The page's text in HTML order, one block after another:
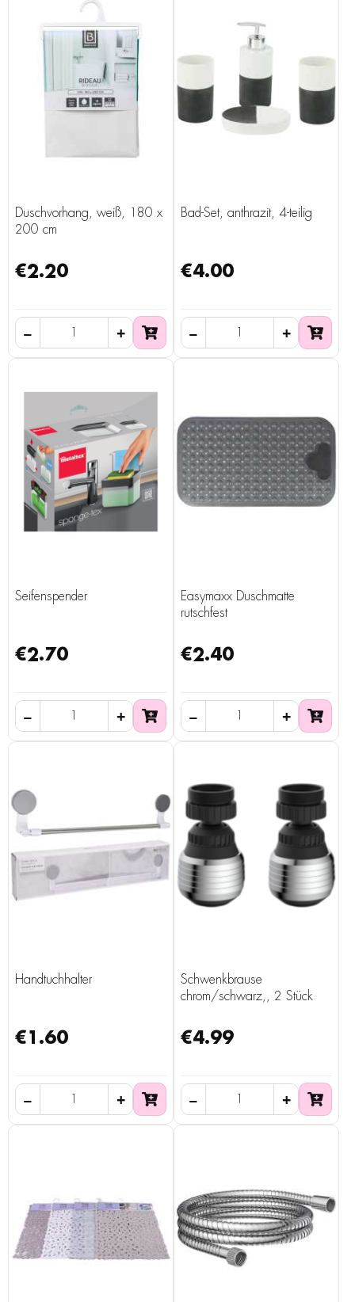
Duschvorhang, weiß, 180 x
200 cm
€2.20
Bad-Set, anthrazit, 4-teilig
€4.00
Seifenspender
€2.70
Easymaxx Duschmatte
rutschfest
€2.40
Handtuchhalter
€1.60
Schwenkbrause
chrom/schwarz,, 2 Stück
€4.99